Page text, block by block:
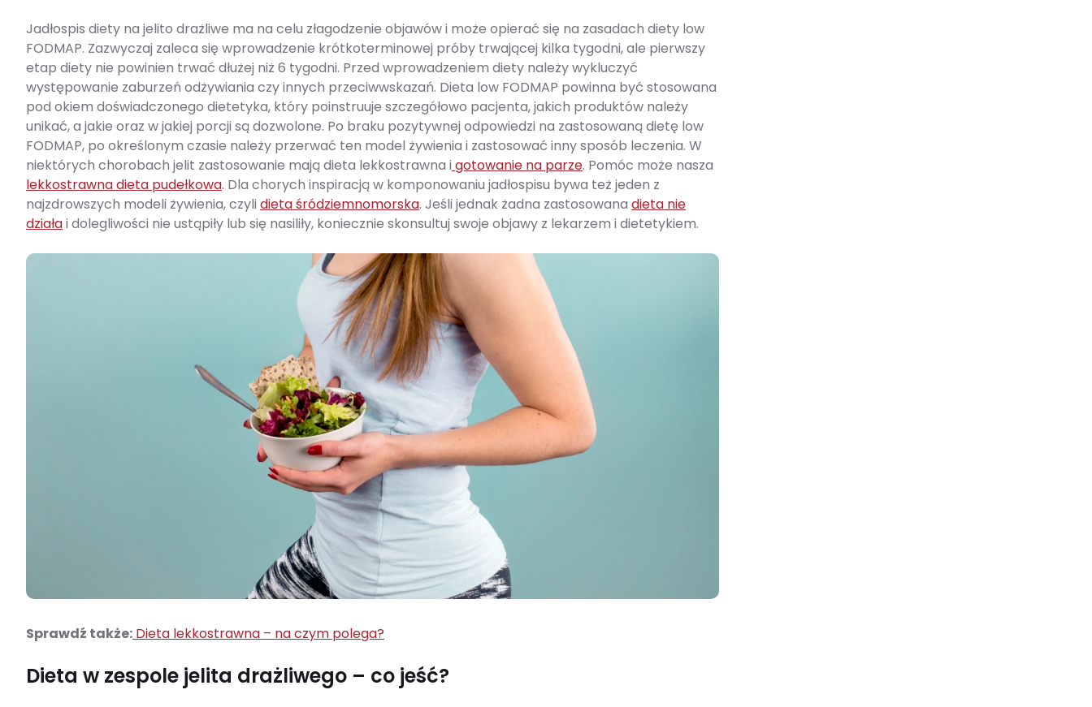
Jadłospis diety na jelito drażliwe ma na celu złagodzenie objawów i może opierać się na zasadach diety low
FODMAP. Zazwyczaj zaleca się wprowadzenie krótkoterminowej próby trwającej kilka tygodni, ale pierwszy
etap diety nie powinien trwać dłużej niż 6 tygodni. Przed wprowadzeniem diety należy wykluczyć
występowanie zaburzeń odżywiania czy innych przeciwwskazań. Dieta low FODMAP powinna być stosowana
pod okiem doświadczonego dietetyka, który poinstruuje szczegółowo pacjenta, jakich produktów należy
unikać, a jakie oraz w jakiej porcji są dozwolone. Po braku pozytywnej odpowiedzi na zastosowaną dietę low
FODMAP, po określonym czasie należy przerwać ten model żywienia i zastosować inny sposób leczenia. W
niektórych chorobach jelit zastosowanie mają dieta lekkostrawna i gotowanie na parze. Pomóc może nasza
lekkostrawna dieta pudełkowa. Dla chorych inspiracją w komponowaniu jadłospisu bywa też jeden z
najzdrowszych modeli żywienia, czyli dieta śródziemnomorska. Jeśli jednak żadna zastosowana dieta nie
działai dolegliwości nie ustąpiły lub się nasiliły, koniecznie skonsultuj swoje objawy z lekarzem i dietetykiem.
Sprawdź także: Dieta lekkostrawna – na czym polega?
Dieta w zespole jelita drażliwego – co jeść?